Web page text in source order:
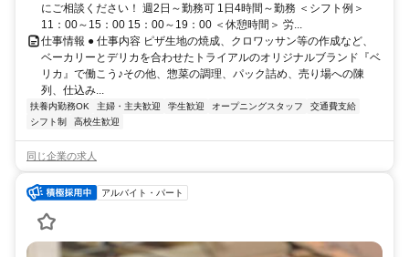
にご相談ください！ 週2日～勤務可 1日4時間～勤務 ＜シフト例＞
11：00～15：00 15：00～19：00 ＜休憩時間＞ 労...
仕事情報 ● 仕事内容 ピザ生地の焼成、クロワッサン等の作成など、
ベーカリーとデリカを合わせたトライアルのオリジナルブランド『ベ
リカ』で働こう♪その他、惣菜の調理、パック詰め、売り場への陳
列、仕込み...
扶養内勤務OK 主婦・主夫歓迎 学生歓迎 オープニングスタッフ
交通費支給
シフト制
高校生歓迎
同じ企業の求人
アルバイト・パート